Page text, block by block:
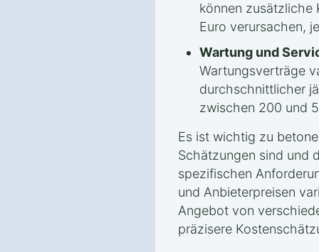
können zusätzliche
Euro verursachen,
Wartung und
Wartungsverträge
durchschnittlicher
zwischen 200 und
Es ist wichtig zu
Schätzungen sind und
spezifischen
und Anbieterpreisen
Angebot von
präzisere